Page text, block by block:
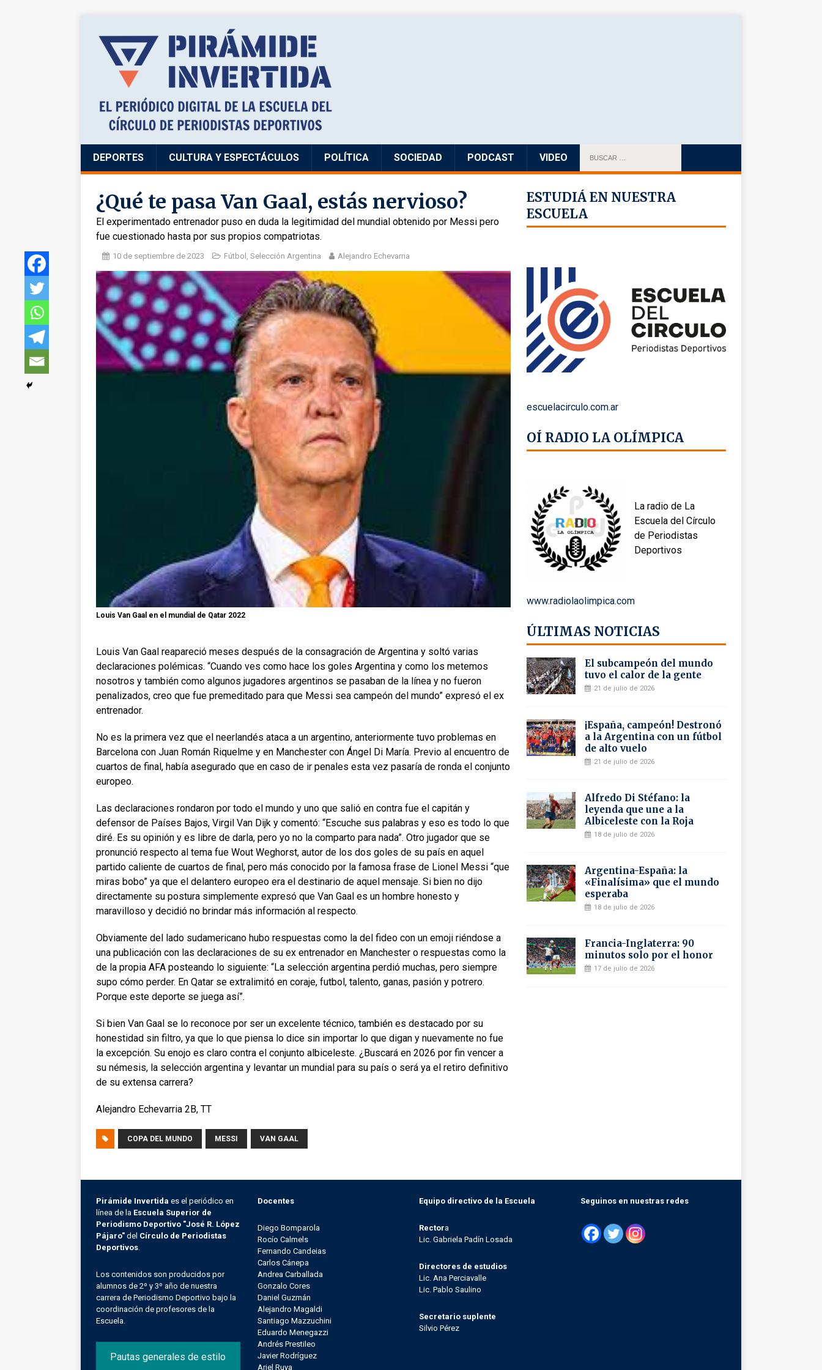
DEPORTES CULTURA Y ESPECTÁCULOS POLÍTICA SOCIEDAD PODCAST VIDEO
¿Qué te pasa Van Gaal, estás nervioso?
El experimentado entrenador puso en duda la legitimidad del mundial obtenido por Messi pero
fue cuestionado hasta por sus propios compatriotas.
10 de septiembre de 2023 Fútbol , Selección Argentina Alejandro Echevarria
Louis Van Gaal en el mundial de Qatar 2022
Louis Van Gaal reapareció meses después de la consagración de Argentina y soltó varias
declaraciones polémicas. “Cuando ves como hace los goles Argentina y como los metemos
nosotros y también como algunos jugadores argentinos se pasaban de la línea y no fueron
penalizados, creo que fue premeditado para que Messi sea campeón del mundo” expresó el ex
entrenador.
No es la primera vez que el neerlandés ataca a un argentino, anteriormente tuvo problemas en
Barcelona con Juan Román Riquelme y en Manchester con Ángel Di María. Previo al encuentro de
cuartos de final, había asegurado que en caso de ir penales esta vez pasaría de ronda el conjunto
europeo.
Las declaraciones rondaron por todo el mundo y uno que salió en contra fue el capitán y
defensor de Países Bajos, Virgil Van Dijk y comentó: “Escuche sus palabras y eso es todo lo que
diré. Es su opinión y es libre de darla, pero yo no la comparto para nada”. Otro jugador que se
pronunció respecto al tema fue Wout Weghorst, autor de los dos goles de su país en aquel
partido caliente de cuartos de final, pero más conocido por la famosa frase de Lionel Messi “que
miras bobo” ya que el delantero europeo era el destinario de aquel mensaje. Si bien no dijo
directamente su postura simplemente expresó que Van Gaal es un hombre honesto y
maravilloso y decidió no brindar más información al respecto.
Obviamente del lado sudamericano hubo respuestas como la del fideo con un emoji riéndose a
una publicación con las declaraciones de su ex entrenador en Manchester o respuestas como la
de la propia AFA posteando lo siguiente: “La selección argentina perdió muchas, pero siempre
supo cómo perder. En Qatar se extralimitó en coraje, futbol, talento, ganas, pasión y potrero.
Porque este deporte se juega así”.
Si bien Van Gaal se lo reconoce por ser un excelente técnico, también es destacado por su
honestidad sin filtro, ya que lo que piensa lo dice sin importar lo que digan y nuevamente no fue
la excepción. Su enojo es claro contra el conjunto albiceleste. ¿Buscará en 2026 por fin vencer a
su némesis, la selección argentina y levantar un mundial para su país o será ya el retiro definitivo
de su extensa carrera?
Alejandro Echevarria 2B, TT
COPA DEL MUNDO MESSI VAN GAAL
ESTUDIÁ EN NUESTRA
ESCUELA
escuelacirculo.com.ar
OÍ RADIO LA OLÍMPICA
La radio de La
Escuela del Círculo
de Periodistas
Deportivos
www.radiolaolimpica.com
ÚLTIMAS NOTICIAS
El subcampeón del mundo
tuvo el calor de la gente
21 de julio de 2026
¡España, campeón! Destronó
a la Argentina con un fútbol
de alto vuelo
21 de julio de 2026
Alfredo Di Stéfano: la
leyenda que une a la
Albiceleste con la Roja
18 de julio de 2026
Argentina-España: la
«Finalísima» que el mundo
esperaba
18 de julio de 2026
Francia-Inglaterra: 90
minutos solo por el honor
17 de julio de 2026
Pirámide Invertida es el periódico en
línea de la Escuela Superior de
Periodismo Deportivo "José R. López
Pájaro" del Círculo de Periodistas
Deportivos.
Los contenidos son producidos por
alumnos de 2º y 3º año de nuestra
carrera de Periodismo Deportivo bajo la
coordinación de profesores de la
Escuela.
Pautas generales de estilo
Docentes
Diego Bomparola
Rocío Calmels
Fernando Candeias
Carlos Cánepa
Andrea Carballada
Gonzalo Cores
Daniel Guzmán
Alejandro Magaldi
Santiago Mazzuchini
Eduardo Menegazzi
Andrés Prestileo
Javier Rodríguez
Ariel Ruya
Equipo directivo de la Escuela
Rectora
Lic. Gabriela Padín Losada
Directores de estudios
Lic. Ana Perciavalle
Lic. Pablo Saulino
Secretario suplente
Silvio Pérez
Seguinos en nuestras redes